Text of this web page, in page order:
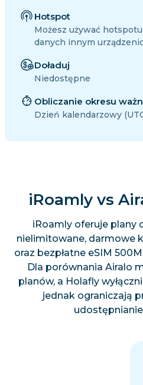
Hotspot
Możesz używać
danych innym
Doładuj
Niedostępne
Obliczanie okresu
Dzień kalendarzowy
iRoamly vs
iRoamly oferuje plany
nielimitowane, darmowe
oraz bezpłatne eSIM
Dla porównania Airalo
planów, a Holafly
jednak ograniczają